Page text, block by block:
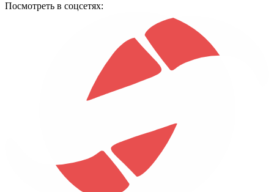
Посмотреть в соцсетях: